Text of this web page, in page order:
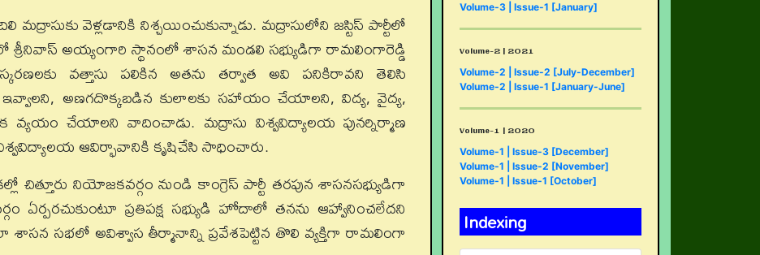
మద్రాసుకు వెళ్లడానికి నిశ్చయించుకున్నాడు. మద్రాసులోని జస్టిస్ పార్టీలో
శ్రీనివాస్ అయ్యంగారి స్థానంలో శాసన మండలి సభ్యుడిగా రామలింగారెడ్డి
వత్తాసు పలికిన అతను తర్వాత అవి పనికిరావని తెలిసి
ఇవ్వాలని, అణగదొక్కబడిన కులాలకు సహాయం చేయాలని, విద్య, వైద్య,
వ్యయం చేయాలని వాదించాడు. మద్రాసు విశ్వవిద్యాలయ పునర్నిర్మాణ
విశ్వవిద్యాలయ ఆవిర్భావానికి కృషిచేసి సాధించారు.
చిత్తూరు నియోజకవర్గం నుండి కాంగ్రెస్ పార్టీ తరపున శాసనసభ్యుడిగా
ఏర్పరచుకుంటూ ప్రతిపక్ష సభ్యుడి హోదాలో తనను ఆహ్వానించలేదని
శాసన సభలో అవిశ్వాస తీర్మానాన్ని ప్రవేశపెట్టిన తొలి వ్యక్తిగా రామలింగా
Volume-3 | Issue-1 [January]
Volume-2 | 2021
Volume-2 | Issue-2 [July-December]
Volume-2 | Issue-1 [January-June]
Volume-1 | 2020
Volume-1 | Issue-3 [December]
Volume-1 | Issue-2 [November]
Volume-1 | Issue-1 [October]
Indexing